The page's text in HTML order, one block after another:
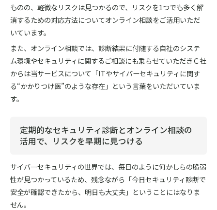
ものの、軽微なリスクは見つかるので、リスクを1つでも多く解
消するための対応方法についてオンライン相談をご活用いただ
いています。
また、オンライン相談では、診断結果に付随する自社のシステ
ム環境やセキュリティに関するご相談にも乗らせていただきＣ社
からは当サービスについて「ITやサイバーセキュリティに関す
る“かかりつけ医”のような存在」という言葉をいただいていま
す。
定期的なセキュリティ診断とオンライン相談の
活用で、リスクを早期に見つける
サイバーセキュリティの世界では、毎日のように何かしらの脆弱
性が見つかっているため、残念ながら「今日セキュリティ診断で
安全が確認できたから、明日も大丈夫」ということにはなりま
せん。